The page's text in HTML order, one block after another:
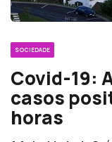
SOCIEDADE
Covid-19:
casos
horas